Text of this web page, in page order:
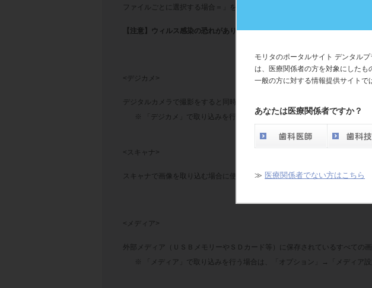
モリタのポータルサイト デンタル
は、医療関係者の方を対象にしたも
一般の方に対する情報提供サイトで
あなたは医療関係者ですか？
≫ 医療関係者でない方はこちら
ファイルごとに選択する場合＝
」をご参照ください。
【注意】ウィルス感染の恐れがありますので、ＵＳＢメモリーの取り扱いに
<デジカメ>
デジタルカメラで撮影をすると同時に、自動的に画像を取り込む場合に使用し
※ 「デジカメ」で取り込みを行う場合は、「オプション」→「デジカメ設
<スキャナ>
スキャナで画像を取り込む場合に使用します。
<メディア>
外部メディア（ＵＳＢメモリーやＳＤカード等）に保存されている すべての
※ 「メディア」で取り込みを行う場合は、「オプション」→「メディア設